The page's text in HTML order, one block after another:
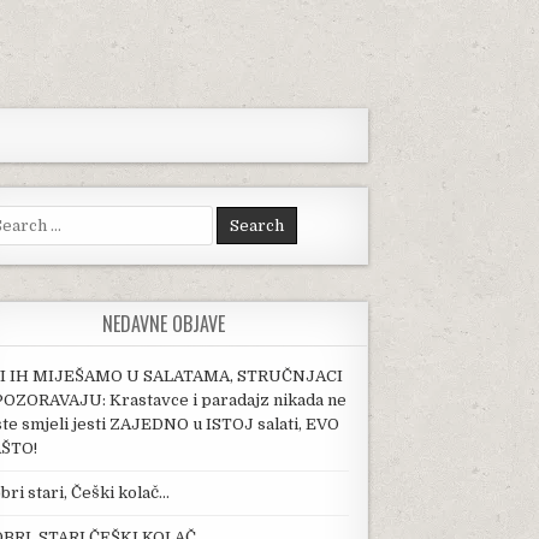
for:
NEDAVNE OBJAVE
IH MIJEŠAMO U SALATAMA, STRUČNJACI
Krastavce i paradajz nikada ne
smjeli jesti ZAJEDNO u ISTOJ salati, EVO
stari, Češki kolač…